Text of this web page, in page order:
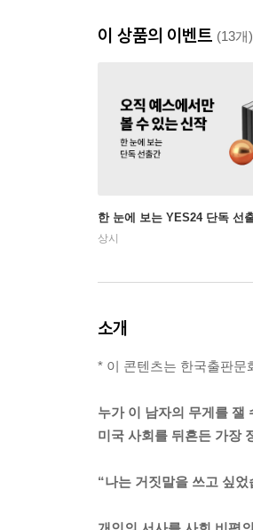
이 상품의 이벤트 (13개)
한 눈에 보는 YES24 단독 선
상시
소개
* 이 콘텐츠는 한국출판문
누가 이 남자의 무게를 잴
미국 사회를 뒤흔든 가장
“나는 거짓말을 쓰고 싶었